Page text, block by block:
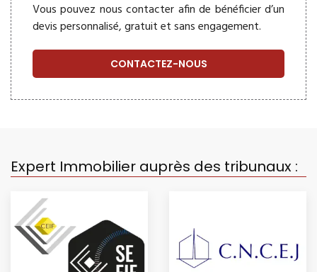
Vous pouvez nous contacter afin de bénéficier d’un
devis personnalisé, gratuit et sans engagement.
CONTACTEZ-NOUS
Expert Immobilier auprès des tribunaux :